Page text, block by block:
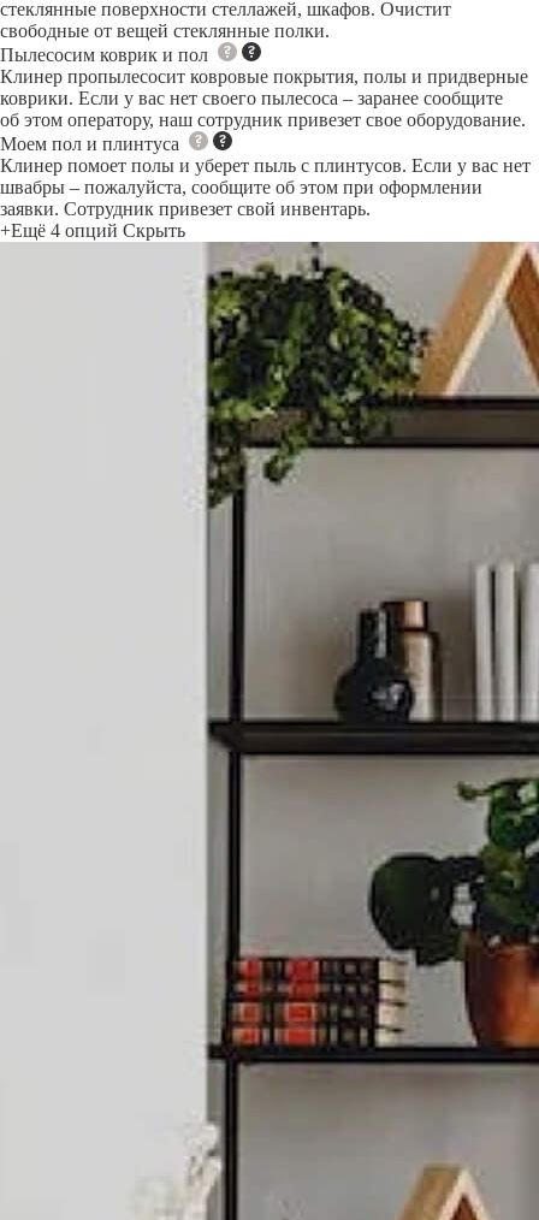
стеклянные поверхности стеллажей, шкафов. Очистит
свободные от вещей стеклянные полки.
Пылесосим коврик и пол
Клинер пропылесосит ковровые покрытия, полы и придверные
коврики. Если у вас нет своего пылесоса – заранее сообщите
об этом оператору, наш сотрудник привезет свое оборудование.
Моем пол и плинтуса
Клинер помоет полы и уберет пыль с плинтусов. Если у вас нет
швабры – пожалуйста, сообщите об этом при оформлении
заявки. Сотрудник привезет свой инвентарь.
+Ещё 4 опций Скрыть